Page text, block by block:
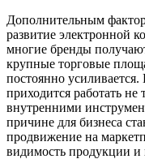
Дополнительным
развитие электронной
многие бренды
крупные торговые
постоянно
приходится работать
внутренними
причине для бизнеса
продвижение на
видимость продукции и